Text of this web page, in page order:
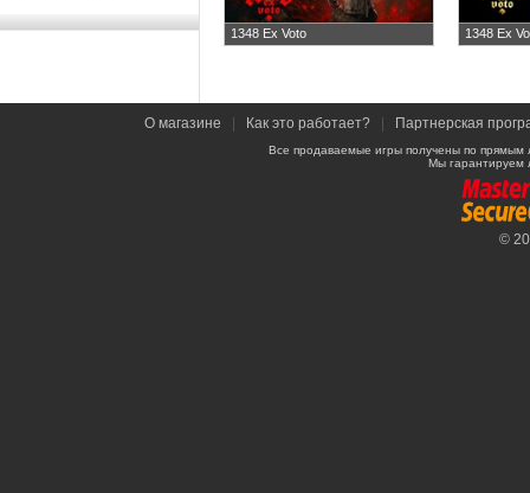
1348 Ex Voto 1348 Ex
О магазине Как это работает? Партнерская
Все продаваемые игры получены по
Мы гарантируем
©